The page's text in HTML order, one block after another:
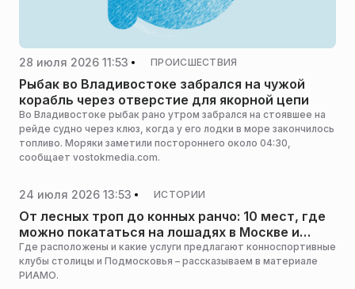
28 июля 2026 11:53 ПРОИСШЕСТВИЯ
Рыбак во Владивостоке забрался на чужой
корабль через отверстие для якорной цепи
Во Владивостоке рыбак рано утром забрался на стоявшее на
рейде судно через клюз, когда у его лодки в море закончилось
топливо. Моряки заметили постороннего около 04:30,
сообщает vostokmedia.com.
24 июля 2026 13:53 ИСТОРИИ
От лесных троп до конных ранчо: 10 мест, где
можно покататься на лошадях в Москве и
Московской области
Где расположены и какие услуги предлагают конноспортивные
клубы столицы и Подмосковья – рассказываем в материале
РИАМО.